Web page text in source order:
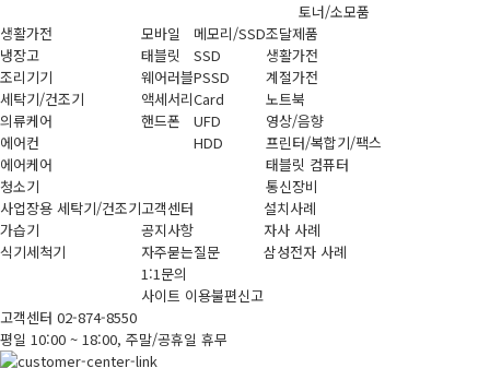
토너/소모품
생활가전
냉장고
조리기기
세탁기/건조기
의류케어
에어컨
에어케어
청소기
사업장용 세탁기/건조기
가습기
식기세척기
모바일
태블릿
웨어러블
액세서리
핸드폰
메모리/SSD
SSD
PSSD
Card
UFD
HDD
조달제품
생활가전
계절가전
노트북
영상/음향
프린터/복합기/팩스
태블릿 컴퓨터
통신장비
고객센터
공지사항
자주묻는질문
1:1문의
사이트 이용불편신고
설치사례
자사 사례
삼성전자 사례
고객센터 02-874-8550
평일 10:00 ~ 18:00, 주말/공휴일 휴무